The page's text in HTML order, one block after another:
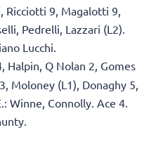
Ricciotti 9, Magalotti 9,
Pedrelli, Lazzari (L2).
Lucchi.
Halpin, Q Nolan 2, Gomes
Moloney (L1), Donaghy 5,
Winne, Connolly. Ace 4.